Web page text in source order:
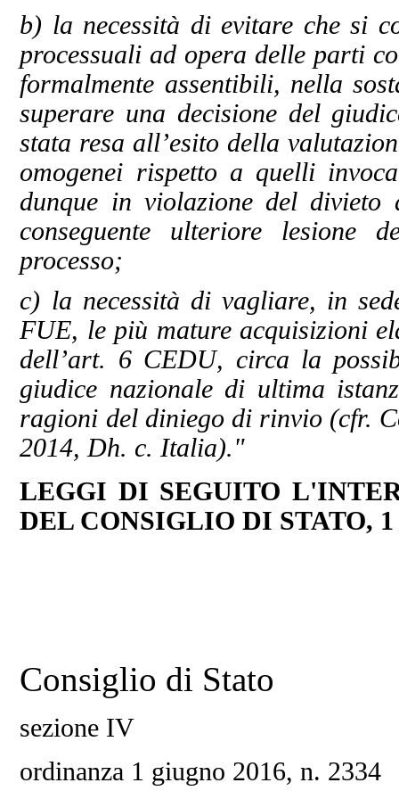
b) la necessità di evitare che si
processuali ad opera delle parti
formalmente assentibili, nella
superare una decisione del
stata resa all’esito della
omogenei rispetto a quelli
dunque in violazione del
conseguente ulteriore lesione
processo;
c) la necessità di vagliare, in
FUE, le più mature acquisizioni
dell’art. 6 CEDU, circa la
giudice nazionale di ultima
ragioni del diniego di rinvio (cfr.
2014, Dh. c. Italia)."
LEGGI DI SEGUITO
DEL CONSIGLIO DI STATO, 1
Consiglio di Stato
sezione IV
ordinanza 1 giugno 2016, n. 2334